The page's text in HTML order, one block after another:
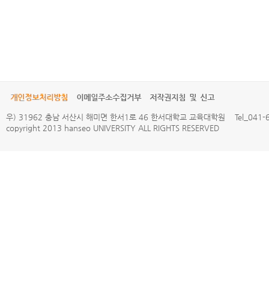
개인정보처리방침 이메일주소수집거부 저작권지침 및 신고
우) 31962 충남 서산시 해미면 한서1로 46 한서대학교 교육대학원
copyright 2013 hanseo UNIVERSITY ALL RIGHTS RESERVED